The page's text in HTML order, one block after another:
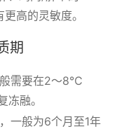
高的灵敏度。
期
般需要在2～8℃
融。
一般为6个月至1年